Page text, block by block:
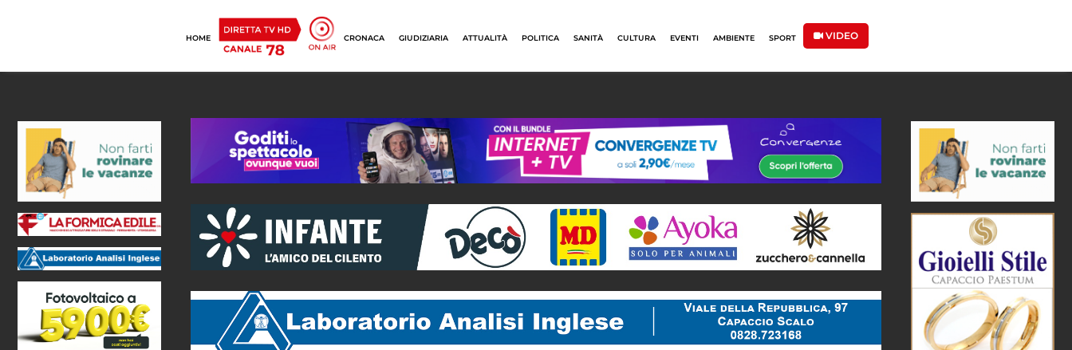
HOME CRONACA GIUDIZIARIA ATTUALITÀ POLITICA SANITÀ CULTURA EVENTI AMBIENTE SPORT VIDEO